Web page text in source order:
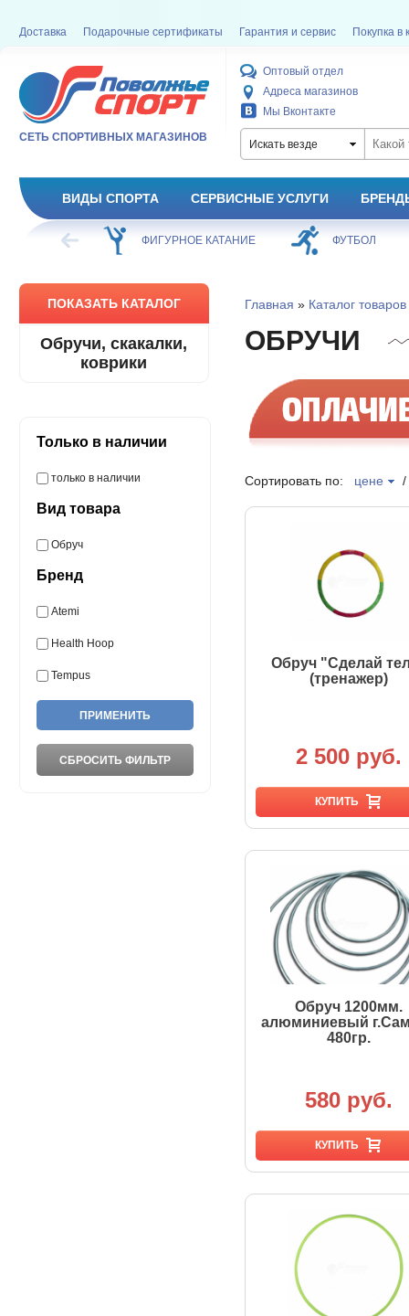
Доставка Подарочные сертификаты Гарантия и сервис Покупка в
СЕТЬ СПОРТИВНЫХ МАГАЗИНОВ
Оптовый отдел
Адреса магазинов
Мы Вконтакте
Искать везде
ВИДЫ СПОРТА СЕРВИСНЫЕ УСЛУГИ
ХОККЕЙ ФИГУРНОЕ КАТАНИЕ ФУТБОЛ
ПОКАЗАТЬ КАТАЛОГ
Обручи, скакалки,
коврики
Только в наличии
только в наличии
Вид товара
Обруч
Бренд
Atemi
Health Hoop
Tempus
Главная » Каталог товаров
ОБРУЧИ
Сортировать по: цене
Обруч "Сделай
(тренажер)
2 500 руб.
КУПИТЬ
Обруч 1200мм.
алюминиевый
480гр.
580 руб.
КУПИТЬ